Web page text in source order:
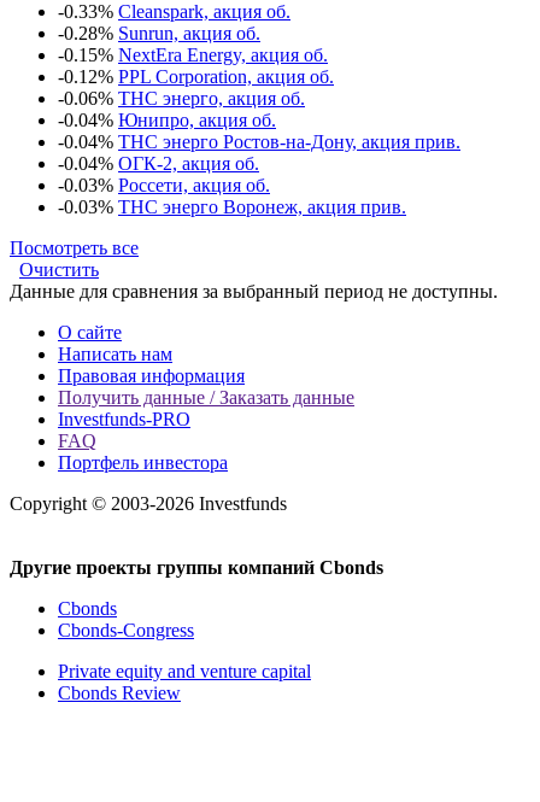
-0.33% Cleanspark, акция об.
-0.28% Sunrun, акция об.
-0.15% NextEra Energy, акция об.
-0.12% PPL Corporation, акция об.
-0.06% ТНС энерго, акция об.
-0.04% Юнипро, акция об.
-0.04% ТНС энерго Ростов-на-Дону, акция прив.
-0.04% ОГК-2, акция об.
-0.03% Россети, акция об.
-0.03% ТНС энерго Воронеж, акция прив.
Посмотреть все
Очистить
Данные для сравнения за выбранный период не доступны.
О сайте
Написать нам
Правовая информация
Получить данные / Заказать данные
Investfunds-PRO
FAQ
Портфель инвестора
Copyright © 2003-2026 Investfunds
Другие проекты группы компаний Cbonds
Cbonds
Cbonds-Congress
Private equity and venture capital
Cbonds Review